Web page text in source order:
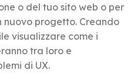
o del tuo sito web o per
progetto. Creando
visualizzare come i
tra loro e
di UX.